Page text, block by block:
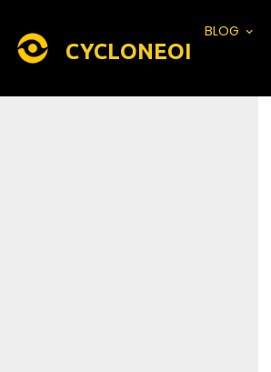
CYCLONEOI
BLOG